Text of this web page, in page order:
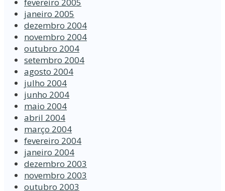
janeiro 2005
dezembro 2004
novembro 2004
outubro 2004
setembro 2004
agosto 2004
julho 2004
junho 2004
maio 2004
abril 2004
março 2004
fevereiro 2004
janeiro 2004
dezembro 2003
novembro 2003
outubro 2003